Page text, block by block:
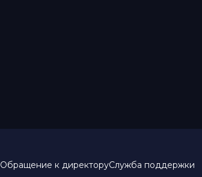
Обращение к директоруСлужба поддержки